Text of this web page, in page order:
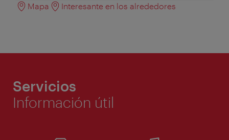
Mapa
Interesante en los alrededores
Servicios
Información útil